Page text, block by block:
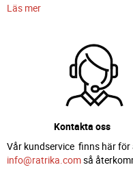
Läs mer
Kontakta oss
Vår kundservice finns här
info@ratrika.comså